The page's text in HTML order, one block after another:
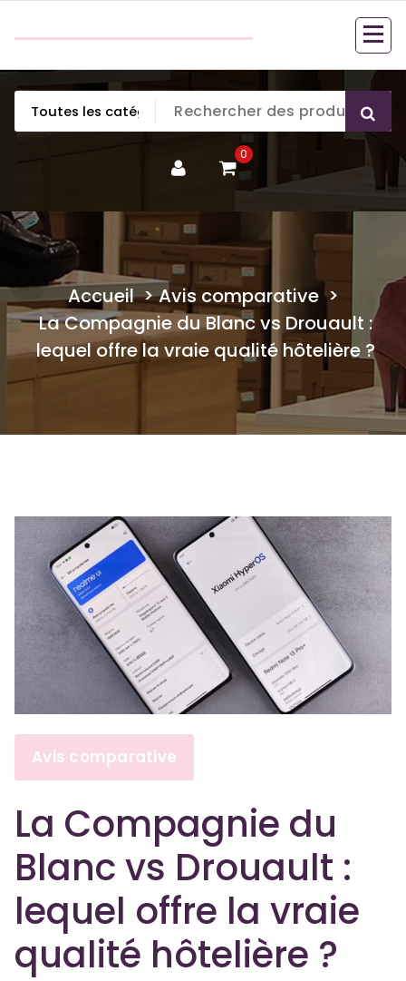
0
Accueil>Avis comparative >
La Compagnie du Blanc vs Drouault :
lequel offre la vraie qualité hôtelière ?
Avis comparative
La Compagnie du
Blanc vs Drouault :
lequel offre la vraie
qualité hôtelière ?